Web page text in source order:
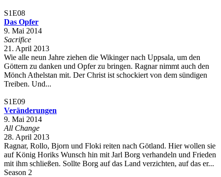
S1E08
Das Opfer
9. Mai 2014
Sacrifice
21. April 2013
Wie alle neun Jahre ziehen die Wikinger nach Uppsala, um den
Göttern zu danken und Opfer zu bringen. Ragnar nimmt auch den
Mönch Athelstan mit. Der Christ ist schockiert von dem sündigen
Treiben. Und...
S1E09
Veränderungen
9. Mai 2014
All Change
28. April 2013
Ragnar, Rollo, Bjorn und Floki reiten nach Götland. Hier wollen sie
auf König Horiks Wunsch hin mit Jarl Borg verhandeln und Frieden
mit ihm schließen. Sollte Borg auf das Land verzichten, auf das er...
Season 2